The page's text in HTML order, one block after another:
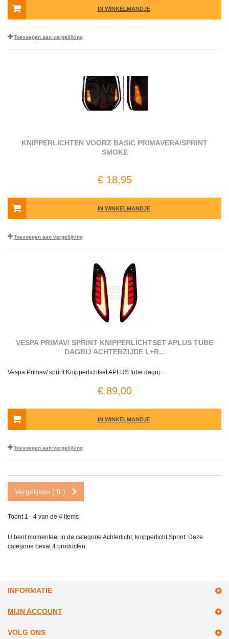
IN WINKELMANDJE
Toevoegen aan vergelijking
KNIPPERLICHTEN VOORZ BASIC PRIMAVERA/SPRINT
SMOKE
€ 18,95
IN WINKELMANDJE
Toevoegen aan vergelijking
VESPA PRIMAV/ SPRINT KNIPPERLICHTSET APLUS TUBE
DAGRIJ ACHTERZIJDE L+R...
Vespa Primav/ sprint Knipperlichtset APLUS tube dagrij...
€ 89,00
IN WINKELMANDJE
Toevoegen aan vergelijking
Vergelijken ( 0 )
Toont 1 - 4 van de 4 items
U bent momenteel in de categorie Achterlicht, knipperlicht Sprint. Deze
categorie bevat4 producten
INFORMATIE
MIJN ACCOUNT
VOLG ONS